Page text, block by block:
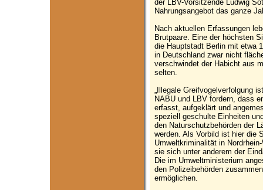
der LBV-Vorsitzende Ludwig
Nahrungsangebot das ganze
Nach aktuellen Erfassungen
Brutpaare. Eine der höchsten
die Hauptstadt Berlin mit etwa
in Deutschland zwar nicht
verschwindet der Habicht aus
selten.
„Illegale Greifvogelverfolgung
NABU und LBV fordern, dass
erfasst, aufgeklärt und
speziell geschulte Einheiten
den Naturschutzbehörden der
werden. Als Vorbild ist hier die
Umweltkriminalität in
sie sich unter anderem der
Die im Umweltministerium
den Polizeibehörden
ermöglichen.